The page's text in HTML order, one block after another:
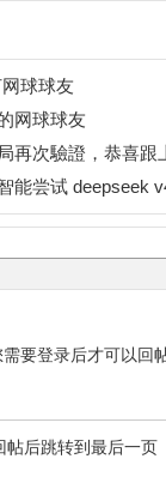
球球友
网球球友
再次驗證，恭喜跟
能尝试 deepseek
到机会，又吃到一
需要登录后才可以回
帖后跳转到最后一页